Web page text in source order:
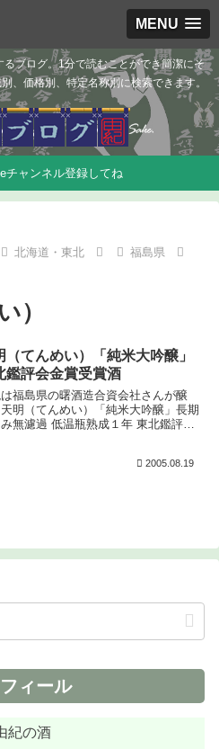
MENU
ブログ。1分で読むことができ簡潔にそ
、価格別、特定名称別に検索できます。
チャンネル登録してね
北海道・東北
福島県
）
（てんめい）「純米大吟醸」
鑑評会金賞受賞酒
福島県の曙酒造合資会社さんが醸
明（てんめい）「純米大吟醸」長期
み無濾過 低温瓶熟成１年 東北鑑評会
で、なんと60日！。一般的な大吟醸
2005.08.19
ィール
紀の酒